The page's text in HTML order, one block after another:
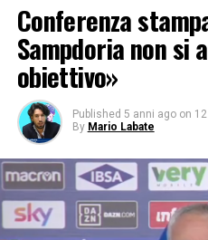
Conferenza
Sampdoria non si
obiettivo»
Published 5 anni ago on
By Mario Labate